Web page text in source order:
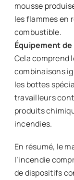
mousse
les flammes en
combustible.
Équipement
Cela comprend
combinaisons
les bottes
travailleurs
produits
incendies.
En résumé, le
l’incendie
de dispositifs